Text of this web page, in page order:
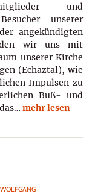
und
unserer
angekündigten
wir uns mit
unserer Kirche
(Echaztal), wie
Impulsen zu
Buß- und
mehr lesen